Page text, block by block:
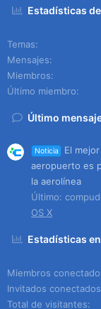
Estadísticas
Temas
Mensajes
Miembros
Último miembro
Último
Noticia
El
aeropuerto es
la aerolínea
Último:
OS X
Estadísticas
Miembros
Invitados conectados
Total de visitantes